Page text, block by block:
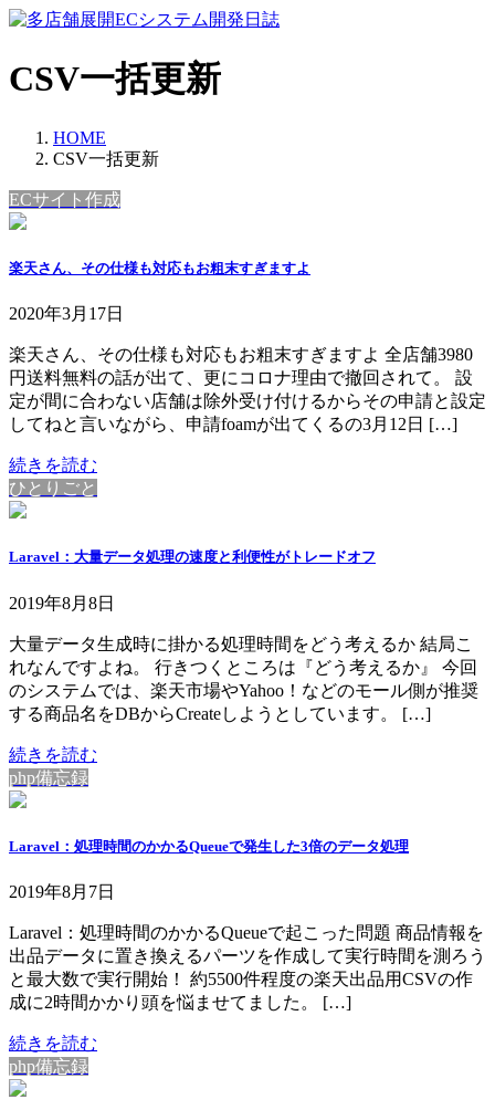
コ
テ
ン
ッ
プ
ナ
ゲ
ー
移
動
CSV一括更新
HOME
CSV一括更新
ECサイト作成
楽天さん、その仕様も対応もお粗末すぎますよ
2020年3月17日
楽天さん、その仕様も対応もお粗末すぎますよ 全店舗3980
円送料無料の話が出て、更にコロナ理由で撤回されて。 設
定が間に合わない店舗は除外受け付けるからその申請と設定
してねと言いながら、申請foamが出てくるの3月12日 […]
続きを読む
ひとりごと
Laravel：大量データ処理の速度と利便性がトレードオフ
2019年8月8日
大量データ生成時に掛かる処理時間をどう考えるか 結局こ
れなんですよね。 行きつくところは『どう考えるか』 今回
のシステムでは、楽天市場やYahoo！などのモール側が推奨
する商品名をDBからCreateしようとしています。 […]
続きを読む
php備忘録
Laravel：処理時間のかかるQueueで発生した3倍のデータ処理
2019年8月7日
Laravel：処理時間のかかるQueueで起こった問題 商品情報を
出品データに置き換えるパーツを作成して実行時間を測ろう
と最大数で実行開始！ 約5500件程度の楽天出品用CSVの作
成に2時間かかり頭を悩ませてました。 […]
続きを読む
php備忘録